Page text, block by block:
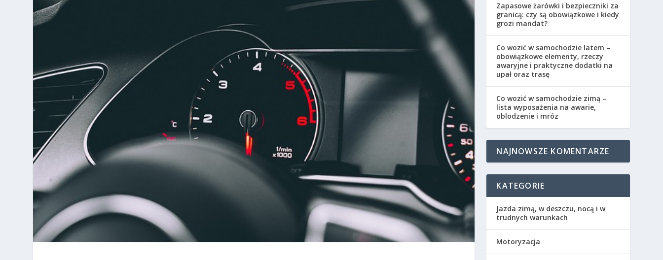
Zapasowe żarówki i bezpieczniki za
granicą: czy są obowiązkowe i kiedy
grozi mandat?
Co wozić w samochodzie latem –
obowiązkowe elementy, rzeczy
awaryjne i praktyczne dodatki na
upał oraz trasę
Co wozić w samochodzie zimą –
lista wyposażenia na awarie,
oblodzenie i mróz
NAJNOWSZE KOMENTARZE
KATEGORIE
Jazda zimą, w deszczu, nocą i w
trudnych warunkach
Motoryzacja